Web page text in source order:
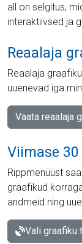
all on selgitus,
interaktiivsed ja
Reaalaja
Reaalaja
uuenevad iga
Vaata reaalaja
Viimase 30
Rippmenüüst
graafikud
andmeid ning
Vali graafiku